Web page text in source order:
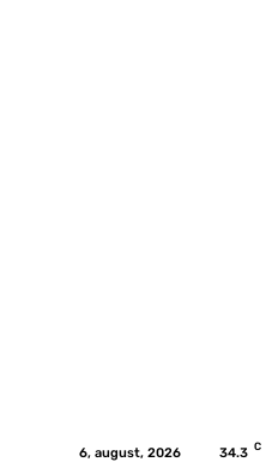
6, august, 2026 34.3 C